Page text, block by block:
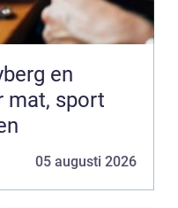
en
mat, sport
05 augusti 2026